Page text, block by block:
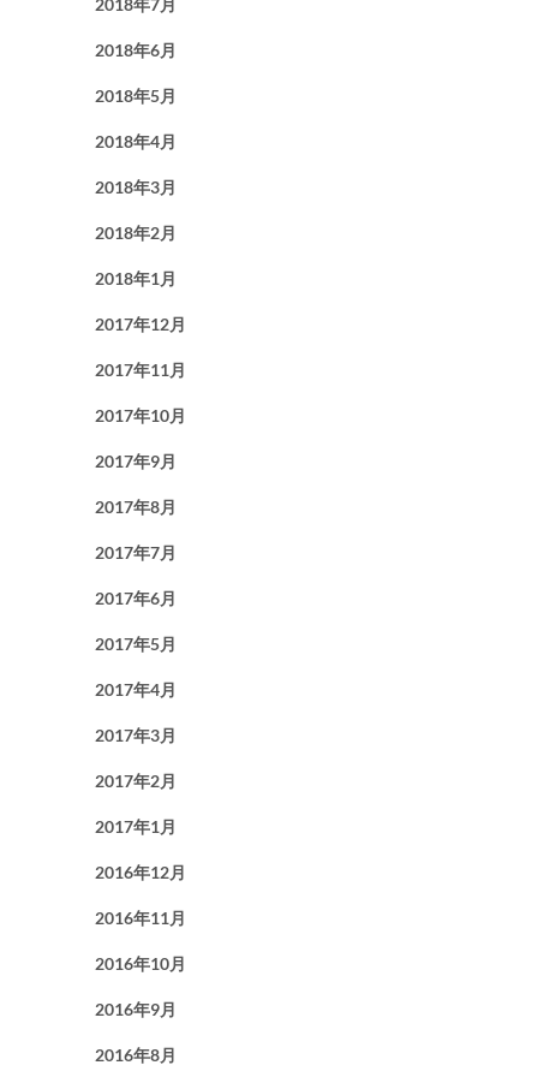
2018年7月
2018年6月
2018年5月
2018年4月
2018年3月
2018年2月
2018年1月
2017年12月
2017年11月
2017年10月
2017年9月
2017年8月
2017年7月
2017年6月
2017年5月
2017年4月
2017年3月
2017年2月
2017年1月
2016年12月
2016年11月
2016年10月
2016年9月
2016年8月